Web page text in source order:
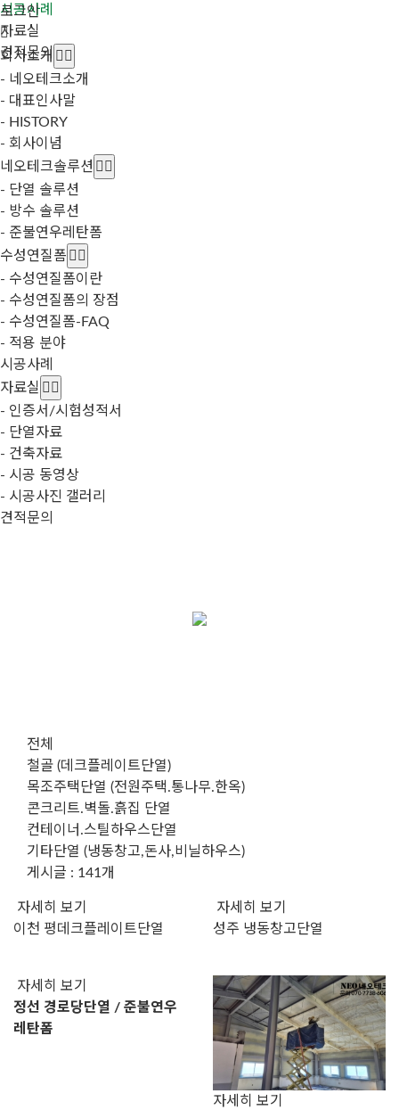
시공사례
자료실
견적문의
로그인
회사소개
- 네오테크소개
- 대표인사말
- HISTORY
- 회사이념
네오테크솔루션
- 단열 솔루션
- 방수 솔루션
- 준불연우레탄폼
수성연질폼
- 수성연질폼이란
- 수성연질폼의 장점
- 수성연질폼-FAQ
- 적용 분야
시공사례
자료실
- 인증서/시험성적서
- 단열자료
- 건축자료
- 시공 동영상
- 시공사진 갤러리
견적문의
전체
철골 (데크플레이트단열)
목조주택단열 (전원주택.통나무.한옥)
콘크리트.벽돌.흙집 단열
컨테이너.스틸하우스단열
기타단열 (냉동창고,돈사,비닐하우스)
게시글 : 141개
자세히 보기
이천 평데크플레이트단열
자세히 보기
성주 냉동창고단열
자세히 보기
정선 경로당단열 / 준불연우
레탄폼
자세히 보기